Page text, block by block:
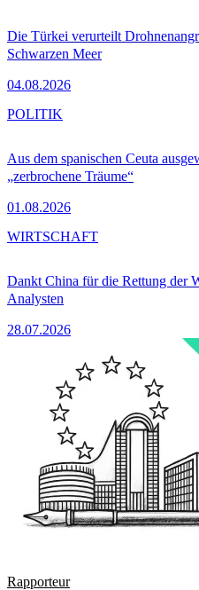
Die Türkei verurteilt
Schwarzen Meer
04.08.2026
Aus dem spanischen Ceuta
„zerbrochene Träume“
01.08.2026
POLITIK
Dankt China für die Rettung der
Analysten
28.07.2026
WIRTSCHAFT
Rapporteur